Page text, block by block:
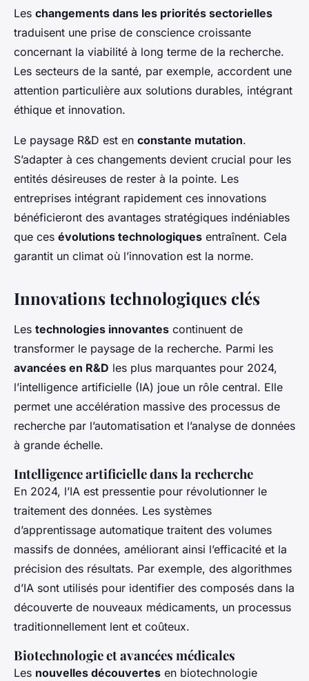
Les changements dans les priorités sectorielles
traduisent une prise de conscience croissante
concernant la viabilité à long terme de la recherche.
Les secteurs de la santé, par exemple, accordent une
attention particulière aux solutions durables, intégrant
éthique et innovation.
Le paysage R&D est en constante mutation.
S’adapter à ces changements devient crucial pour les
entités désireuses de rester à la pointe. Les
entreprises intégrant rapidement ces innovations
bénéficieront des avantages stratégiques indéniables
que ces évolutions technologiques entraînent. Cela
garantit un climat où l’innovation est la norme.
Innovations technologiques clés
Les technologies innovantes continuent de
transformer le paysage de la recherche. Parmi les
avancées en R&D les plus marquantes pour 2024,
l’intelligence artificielle (IA) joue un rôle central. Elle
permet une accélération massive des processus de
recherche par l’automatisation et l’analyse de données
à grande échelle.
Intelligence artificielle dans la recherche
En 2024, l’IA est pressentie pour révolutionner le
traitement des données. Les systèmes
d’apprentissage automatique traitent des volumes
massifs de données, améliorant ainsi l’efficacité et la
précision des résultats. Par exemple, des algorithmes
d’IA sont utilisés pour identifier des composés dans la
découverte de nouveaux médicaments, un processus
traditionnellement lent et coûteux.
Biotechnologie et avancées médicales
Les nouvelles découvertes en biotechnologie